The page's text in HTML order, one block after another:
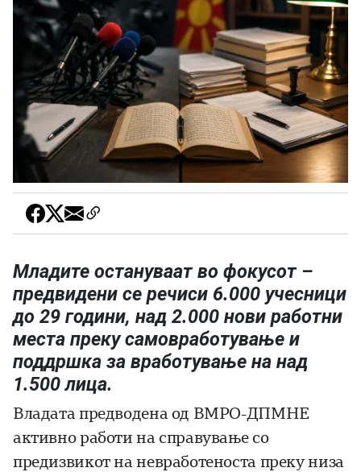
Младите остануваат во фокусот –
предвидени се речиси 6.000 учесници
до 29 години, над 2.000 нови работни
места преку самовработување и
поддршка за вработување на над
1.500 лица.
Владата предводена од ВМРО-ДПМНЕ
активно работи на справување со
предизвикот на невработеноста преку низа